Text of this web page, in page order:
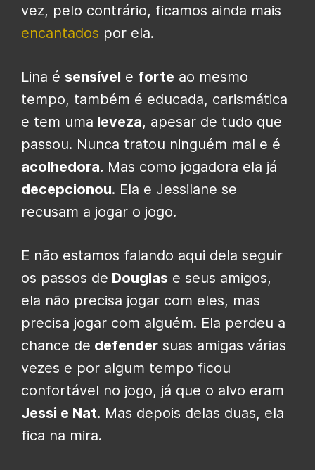
vez, pelo contrário, ficamos ainda mais
encantados por ela.
Lina é sensível e forte ao mesmo
tempo, também é educada, carismática
e tem uma leveza, apesar de tudo que
passou. Nunca tratou ninguém mal e é
acolhedora. Mas como jogadora ela já
decepcionou. Ela e Jessilane se
recusam a jogar o jogo.
E não estamos falando aqui dela seguir
os passos de Douglas e seus amigos,
ela não precisa jogar com eles, mas
precisa jogar com alguém. Ela perdeu a
chance de defender suas amigas várias
vezes e por algum tempo ficou
confortável no jogo, já que o alvo eram
Jessi e Nat. Mas depois delas duas, ela
fica na mira.